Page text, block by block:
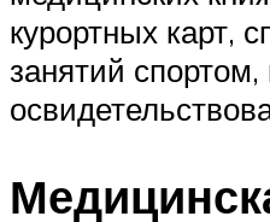
курортных карт,
занятий